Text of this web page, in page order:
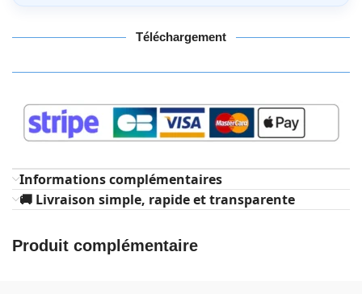
Téléchargement
Informations complémentaires
🚚 Livraison simple, rapide et transparente
Produit complémentaire